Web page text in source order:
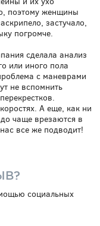
поэтому женщины
застучало,
погромче.
сделала анализ
или иного пола
с маневрами
не вспомнить
А еще, как ни
чаще врезаются в
все же подводит!
социальных